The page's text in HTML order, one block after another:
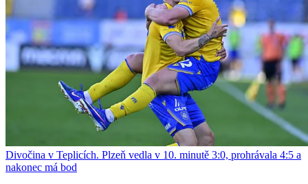
Divočina v Teplicích. Plzeň vedla v 10. minutě 3:0, prohrávala 4:5 a
nakonec má bod